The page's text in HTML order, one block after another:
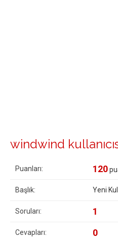
windwind
Puanları: 120
Başlık: Yeni
Soruları: 1
Cevapları: 0